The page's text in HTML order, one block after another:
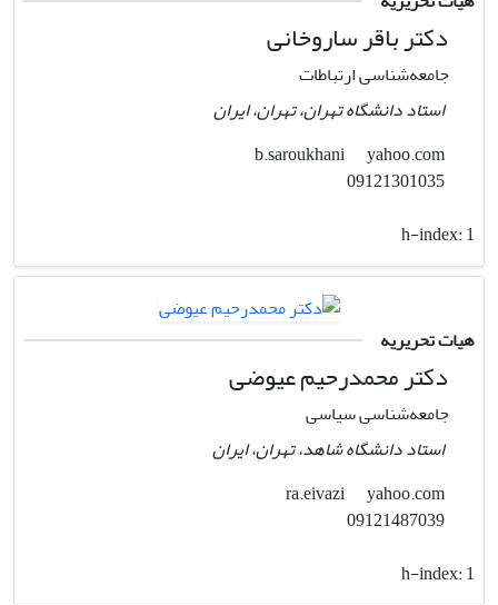
دکتر باقر ساروخانی
جامعه‌شناسی ارتباطات
استاد دانشگاه تهران، تهران، ایران
yahoo.com
h-index:1
هیات تحریریه
دکتر محمدرحیم عیوضی
جامعه‌شناسی سیاسی
استاد دانشگاه شاهد، تهران، ایران
yahoo.com
h-index:1